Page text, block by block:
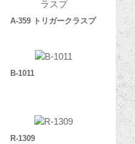
A-359 トリガークラスプ
B-1011
R-1309